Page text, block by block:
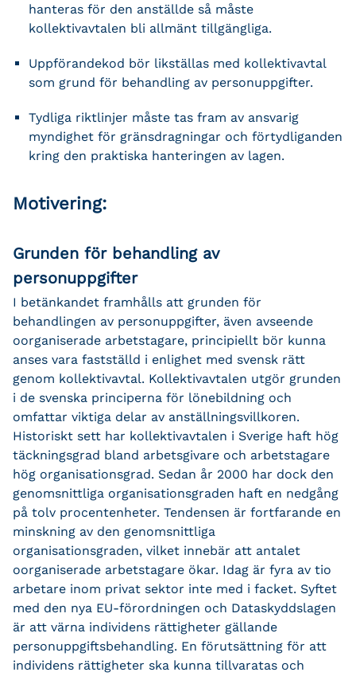
hanteras för den anställde så måste
kollektivavtalen bli allmänt tillgängliga.
Uppförandekod bör likställas med kollektivavtal
som grund för behandling av personuppgifter.
Tydliga riktlinjer måste tas fram av ansvarig
myndighet för gränsdragningar och förtydliganden
kring den praktiska hanteringen av lagen.
Motivering:
Grunden för behandling av
personuppgifter
I betänkandet framhålls att grunden för
behandlingen av personuppgifter, även avseende
oorganiserade arbetstagare, principiellt bör kunna
anses vara fastställd i enlighet med svensk rätt
genom kollektivavtal. Kollektivavtalen utgör grunden
i de svenska principerna för lönebildning och
omfattar viktiga delar av anställningsvillkoren.
Historiskt sett har kollektivavtalen i Sverige haft hög
täckningsgrad bland arbetsgivare och arbetstagare
hög organisationsgrad. Sedan år 2000 har dock den
genomsnittliga organisationsgraden haft en nedgång
på tolv procentenheter. Tendensen är fortfarande en
minskning av den genomsnittliga
organisationsgraden, vilket innebär att antalet
oorganiserade arbetstagare ökar. Idag är fyra av tio
arbetare inom privat sektor inte med i facket. Syftet
med den nya EU-förordningen och Dataskyddslagen
är att värna individens rättigheter gällande
personuppgiftsbehandling. En förutsättning för att
individens rättigheter ska kunna tillvaratas och